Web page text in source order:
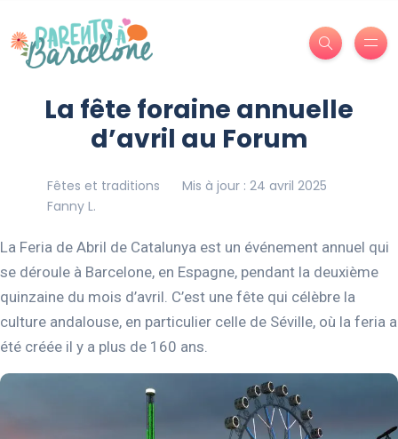
La fête foraine annuelle
d’avril au Forum
Fêtes et traditions
Mis à jour : 24 avril 2025
Fanny L.
La Feria de Abril de Catalunya est un événement annuel qui
se déroule à Barcelone, en Espagne, pendant la deuxième
quinzaine du mois d’avril. C’est une fête qui célèbre la
culture andalouse, en particulier celle de Séville, où la feria a
été créée il y a plus de 160 ans.